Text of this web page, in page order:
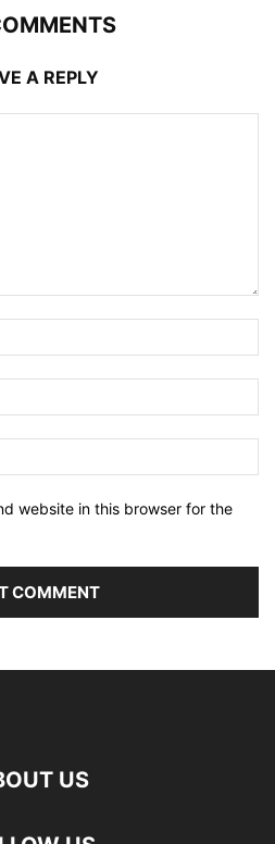
A REPLY
website in this browser for the
US